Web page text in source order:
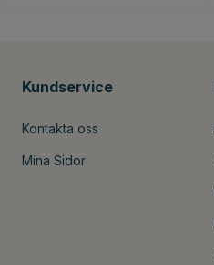
Kundservice
Kontakta oss
Mina Sidor